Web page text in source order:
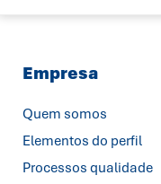
Empresa
Quem somos
Elementos do perfil
Processos qualidade